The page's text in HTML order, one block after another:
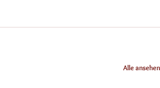
Alle ansehen